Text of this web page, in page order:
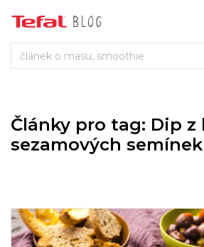
Články pro tag: Dip z
sezamových semínek